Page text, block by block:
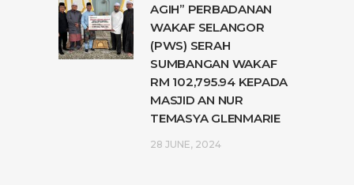
AGIH” PERBADANAN
WAKAF SELANGOR
(PWS) SERAH
SUMBANGAN WAKAF
RM 102,795.94 KEPADA
MASJID AN NUR
TEMASYA GLENMARIE
28 JUNE, 2024